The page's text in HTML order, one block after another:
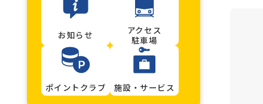
お知らせ
アクセス
駐車場
ポイントクラブ 施設・サービス